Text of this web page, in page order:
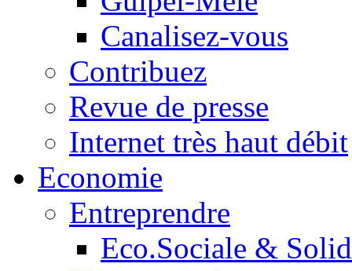
Canalisez-vous
Contribuez
Revue de presse
Internet très haut débit
Economie
Entreprendre
Eco.Sociale &